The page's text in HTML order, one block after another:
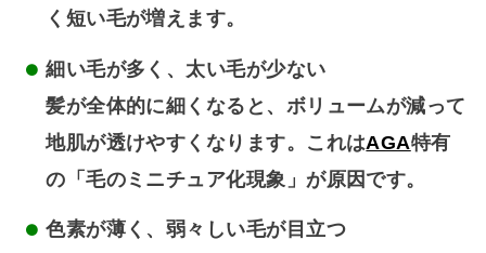
く短い毛が増えます。
細い毛が多く、太い毛が少ない
髪が全体的に細くなると、ボリュームが減って
地肌が透けやすくなります。これはAGA特有
の「毛のミニチュア化現象」が原因です。
色素が薄く、弱々しい毛が目立つ